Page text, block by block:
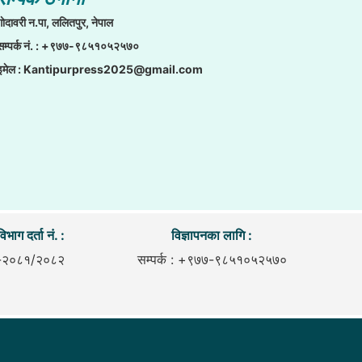
न.पा, ललितपुर, नेपाल
नं. : +९७७-९८५१०५२५७०
:Kantipurpress2025@gmail.com
दर्ता नं. :
२०८२
विज्ञापनका लागि :
सम्पर्क : +९७७-९८५१०५२५७०